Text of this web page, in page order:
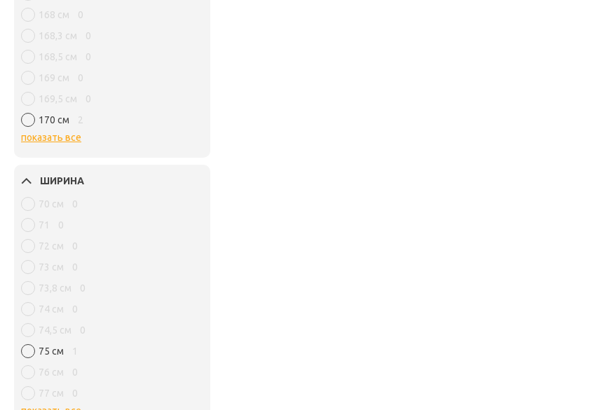
168 см
0
168,3 см
0
168,5 см
0
169 см
0
169,5 см
0
170 см
2
показать все
ШИРИНА
70 см
0
71
0
72 см
0
73 см
0
73,8 см
0
74 см
0
74,5 см
0
75 см
1
76 см
0
77 см
0